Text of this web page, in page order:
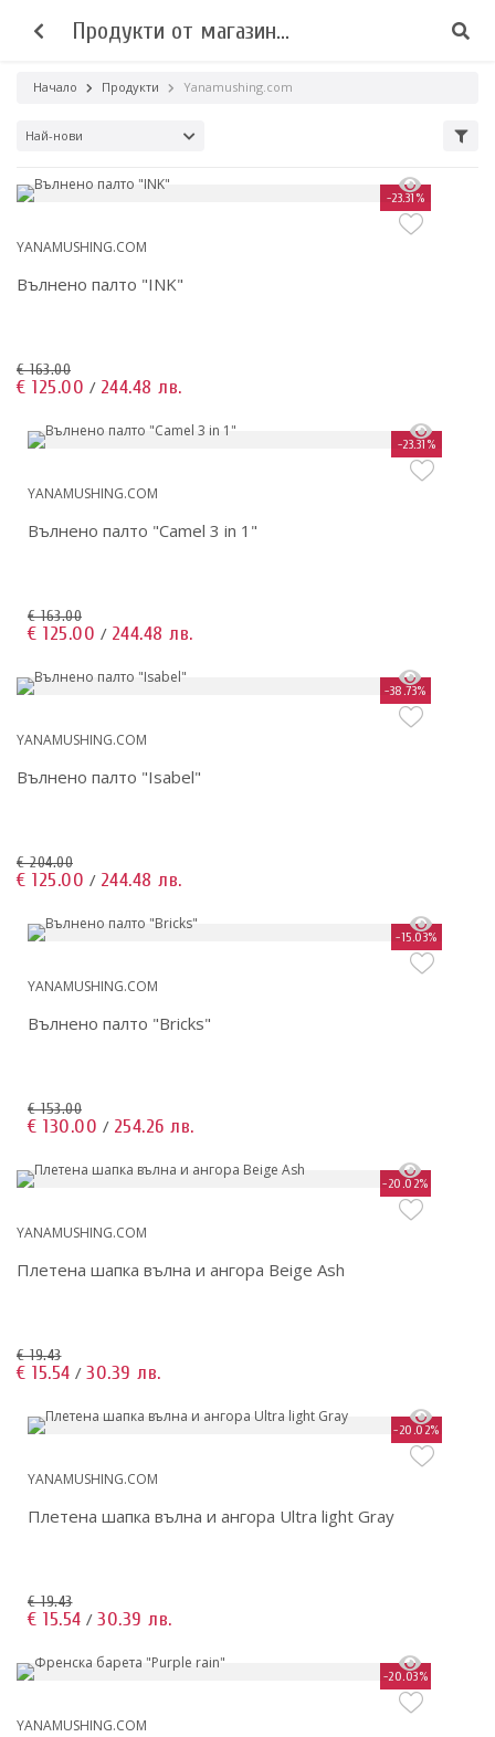
Начало Продукти Yanamushing.com
Продукти от магазин
Най-нови
-23.31%
YANAMUSHING.COM
Вълнено палто "INK"
€ 163.00
€ 125.00 / 244.48 лв.
-23.31%
YANAMUSHING.COM
Вълнено палто "Camel 3 in 1"
€ 163.00
€ 125.00 / 244.48 лв.
-38.73%
YANAMUSHING.COM
Вълнено палто "Isabel"
€ 204.00
€ 125.00 / 244.48 лв.
-15.03%
YANAMUSHING.COM
Вълнено палто "Bricks"
€ 153.00
€ 130.00 / 254.26 лв.
-20.02%
YANAMUSHING.COM
Плетена шапка вълна и ангора Beige Ash
€ 19.43
€ 15.54 / 30.39 лв.
-20.02%
YANAMUSHING.COM
Плетена шапка вълна и ангора Ultra light Gray
€ 19.43
€ 15.54 / 30.39 лв.
-20.03%
YANAMUSHING.COM